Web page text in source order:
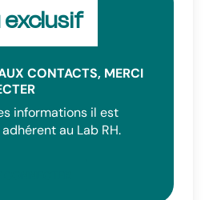
CONTACTS, MERCI
informations il est
au Lab RH.